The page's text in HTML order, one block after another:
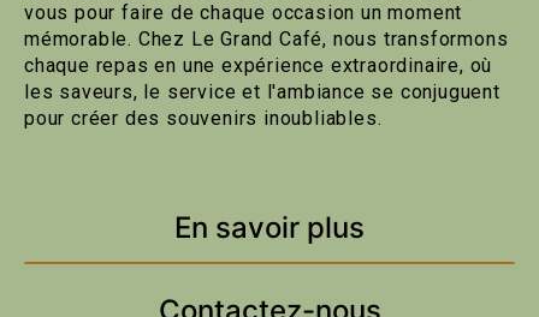
vous pour faire de chaque occasion un moment
mémorable. Chez Le Grand Café, nous transformons
chaque repas en une expérience extraordinaire, où
les saveurs, le service et l'ambiance se conjuguent
pour créer des souvenirs inoubliables.
En savoir plus